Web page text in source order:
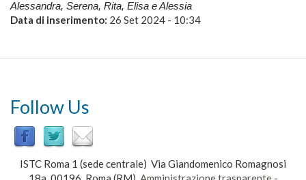
Alessandra, Serena, Rita, Elisa e Alessia
Data di inserimento: 26 Set 2024 - 10:34
Follow Us
ISTC Roma 1 (sede centrale) Via Giandomenico Romagnosi